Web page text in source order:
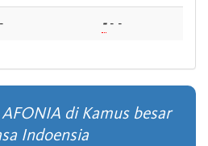
-- -
di Kamus besar
Indoensia